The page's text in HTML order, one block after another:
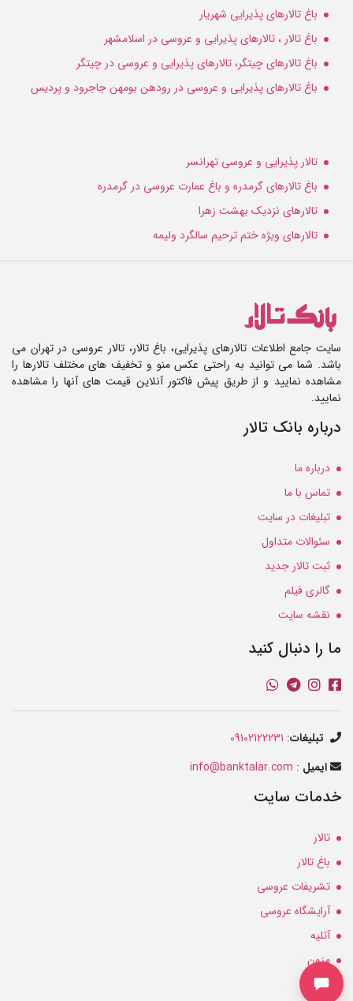
باغ تالارهای پذیرایی شهریار
باغ تالار ، تالارهای پذیرایی و عروسی در اسلامشهر
باغ تالارهای چیتگر، تالارهای پذیرایی و عروسی در چیتگر
باغ تالارهای پذیرایی و عروسی در رودهن بومهن جاجرود و پردیس
تالار پذیرایی و عروسی تهرانسر
باغ تالارهای گرمدره و باغ عمارت عروسی در گرمدره
تالارهای نزدیک بهشت زهرا
تالارهای ویژه ختم ترحیم سالگرد ولیمه
سایت جامع اطلاعات تالارهای پذیرایی، باغ تالار، تالار عروسی در تهران می
باشد. شما می توانید به راحتی عکس منو و تخفیف های مختلف تالارها را
مشاهده نمایید و از طریق پیش فاکتور آنلاین قیمت های آنها را مشاهده
نمایید.
درباره بانک تالار
درباره ما
تماس با ما
تبلیغات در سایت
سئوالات متداول
ثبت تالار جدید
گالری فیلم
نقشه سایت
ما را دنبال کنید
تبلیغات:
09102122231
ایمیل :
info@banktalar.com
خدمات سایت
تالار
باغ تالار
تشریفات عروسی
آرایشگاه عروسی
آتلیه
مزون